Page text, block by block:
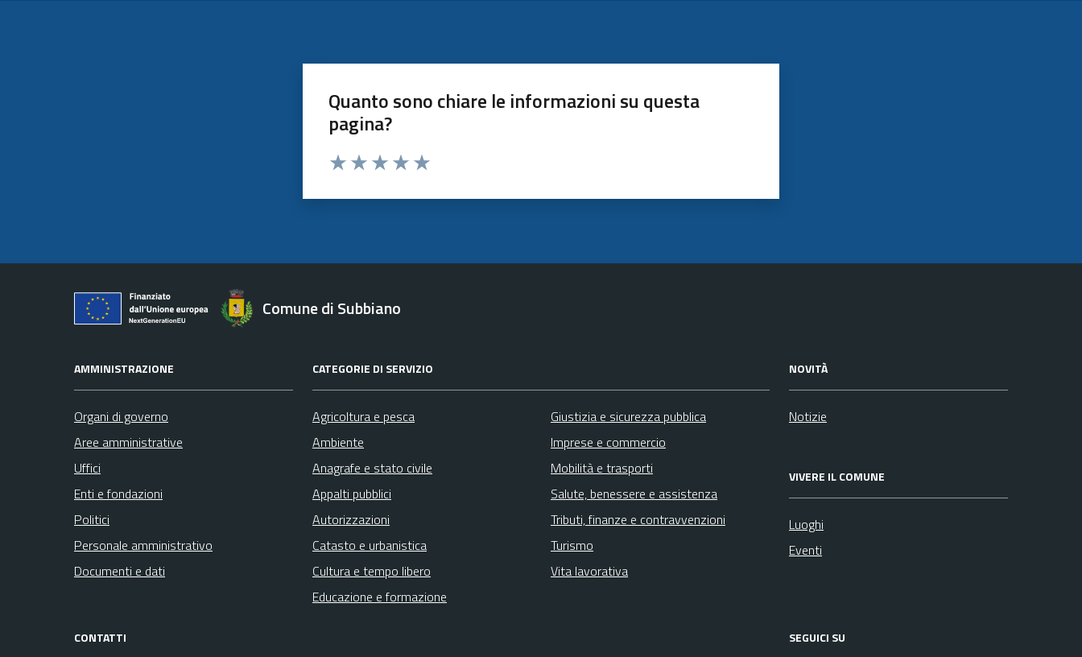
Quanto sono chiare le informazioni su questa
pagina?
Comune di Subbiano
AMMINISTRAZIONE
Organi di governo
Aree amministrative
Uffici
Enti e fondazioni
Politici
Personale amministrativo
Documenti e dati
CATEGORIE DI SERVIZIO
Agricoltura e pesca
Ambiente
Anagrafe e stato civile
Appalti pubblici
Autorizzazioni
Catasto e urbanistica
Cultura e tempo libero
Educazione e formazione
Giustizia e sicurezza pubblica
Imprese e commercio
Mobilità e trasporti
Salute, benessere e assistenza
Tributi, finanze e contravvenzioni
Turismo
Vita lavorativa
NOVITÀ
Notizie
VIVERE IL COMUNE
Luoghi
Eventi
CONTATTI SEGUICI SU